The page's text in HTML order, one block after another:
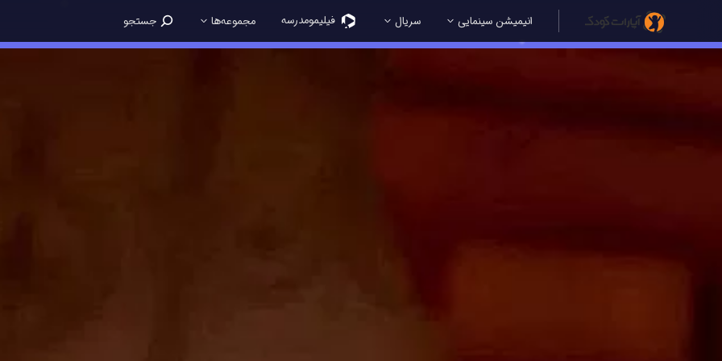
انیمیشن سینمایی سریال فیلیمو‌مدرسه مجموعه‌ها جستجو